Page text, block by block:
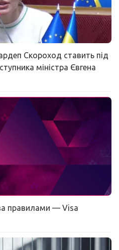
Скороход ставить під
міністра Євгена
правилами — Visa